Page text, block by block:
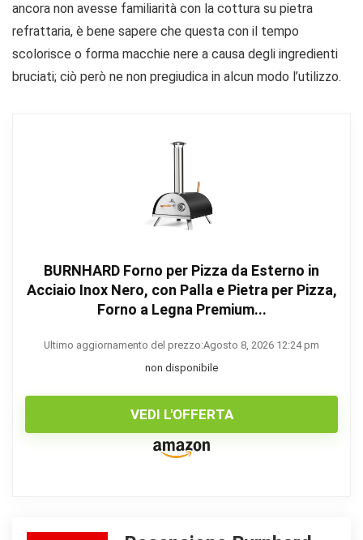
ancora non avesse familiarità con la cottura su pietra
refrattaria, è bene sapere che questa con il tempo
scolorisce o forma macchie nere a causa degli ingredienti
bruciati; ciò però ne non pregiudica in alcun modo l’utilizzo.
BURNHARD Forno per Pizza da Esterno in
Acciaio Inox Nero, con Palla e Pietra per Pizza,
Forno a Legna Premium...
Ultimo aggiornamento del prezzo:Agosto 8, 2026 12:24 pm
non disponibile
VEDI L'OFFERTA